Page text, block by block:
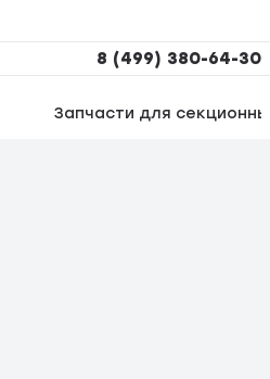
8 (499) 380-64-30
Запчасти для